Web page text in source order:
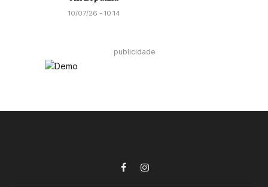
10/07/26 - 10:14
publicidade
FacebookInstagram